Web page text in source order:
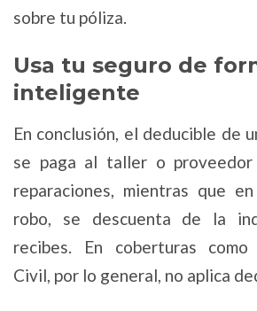
sobre tu póliza.
Usa tu seguro de
inteligente
En conclusión, el deducible de
se paga al taller o
reparaciones, mientras que
robo, se descuenta de la
recibes. En coberturas como
Civil, por lo general, no aplica